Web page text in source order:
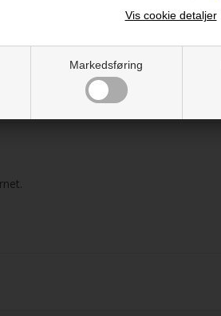
Markedsføring
Vis cookie detaljer